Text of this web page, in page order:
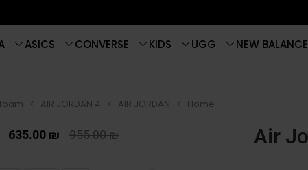
NEW BALANCE
UGG
KIDS
CONVERSE
ASICS
Home
AIR JORDAN
AIR JORDAN 4
955.00₪
635.00 ₪